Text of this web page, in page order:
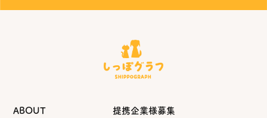
ABOUT 提携企業様募集